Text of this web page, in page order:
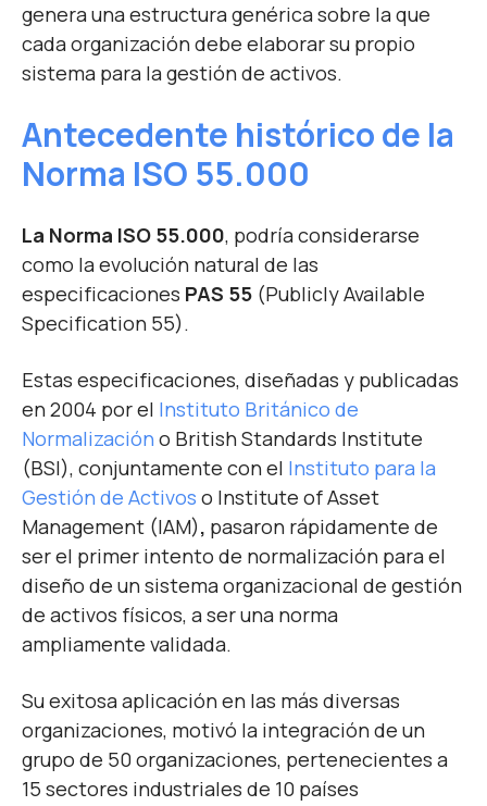
genera una estructura genérica sobre la que
cada organización debe elaborar su propio
sistema para la gestión de activos.
Antecedente histórico de la
Norma ISO 55.000
La Norma ISO 55.000, podría considerarse
como la evolución natural de las
especificaciones PAS 55 (Publicly Available
Specification 55).
Estas especificaciones, diseñadas y publicadas
en 2004 por el Instituto Británico de
Normalización o British Standards Institute
(BSI), conjuntamente con el Instituto para la
Gestión de Activos o Institute of Asset
Management (IAM), pasaron rápidamente de
ser el primer intento de normalización para el
diseño de un sistema organizacional de gestión
de activos físicos, a ser una norma
ampliamente validada.
Su exitosa aplicación en las más diversas
organizaciones, motivó la integración de un
grupo de 50 organizaciones, pertenecientes a
15 sectores industriales de 10 países